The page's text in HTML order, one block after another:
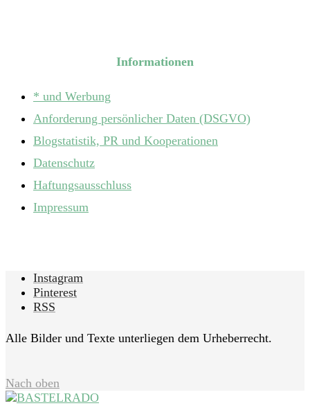
Informationen
* und Werbung
Anforderung persönlicher Daten (DSGVO)
Blogstatistik, PR und Kooperationen
Datenschutz
Haftungsausschluss
Impressum
Instagram
Pinterest
RSS
Alle Bilder und Texte unterliegen dem Urheberrecht.
Nach oben